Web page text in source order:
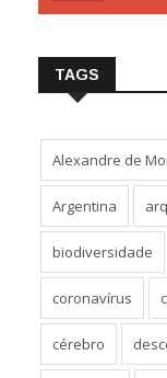
TAGS
Alexandre de
Argentina
biodiversidade
coronavírus
cérebro